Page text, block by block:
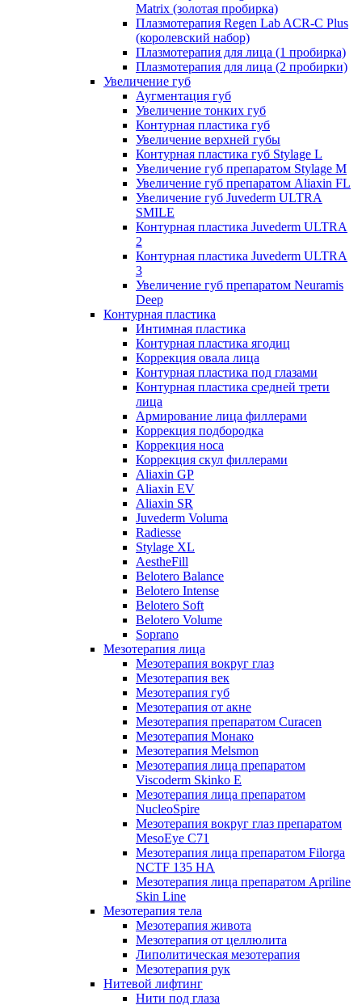
Matrix (золотая пробирка)
Плазмотерапия Regen Lab ACR-C Plus
(королевский набор)
Плазмотерапия для лица (1 пробирка)
Плазмотерапия для лица (2 пробирки)
Увеличение губ
Аугментация губ
Увеличение тонких губ
Контурная пластика губ
Увеличение верхней губы
Контурная пластика губ Stylage L
Увеличение губ препаратом Stylage M
Увеличение губ препаратом Aliaxin FL
Увеличение губ Juvederm ULTRA
SMILE
Контурная пластика Juvederm ULTRA
2
Контурная пластика Juvederm ULTRA
3
Увеличение губ препаратом Neuramis
Deep
Контурная пластика
Интимная пластика
Контурная пластика ягодиц
Коррекция овала лица
Контурная пластика под глазами
Контурная пластика средней трети
лица
Армирование лица филлерами
Коррекция подбородка
Коррекция носа
Коррекция скул филлерами
Aliaxin GP
Aliaxin EV
Aliaxin SR
Juvederm Voluma
Radiesse
Stylage XL
AestheFill
Belotero Balance
Belotero Intense
Belotero Soft
Belotero Volume
Soprano
Мезотерапия лица
Мезотерапия вокруг глаз
Мезотерапия век
Мезотерапия губ
Мезотерапия от акне
Мезотерапия препаратом Curacen
Мезотерапия Монако
Мезотерапия Melsmon
Мезотерапия лица препаратом
Viscoderm Skinko E
Мезотерапия лица препаратом
NucleoSpire
Мезотерапия вокруг глаз препаратом
MesoEye С71
Мезотерапия лица препаратом Filorga
NCTF 135 HA
Мезотерапия лица препаратом Apriline
Skin Line
Мезотерапия тела
Мезотерапия живота
Мезотерапия от целлюлита
Липолитическая мезотерапия
Мезотерапия рук
Нитевой лифтинг
Нити под глаза